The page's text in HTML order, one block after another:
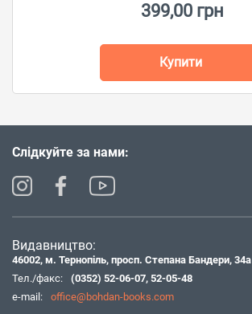
399,00 грн
Купити
Слідкуйте за нами:
Видавництво:
46002, м. Тернопіль, просп. Степана Бандери, 34а
Тел./факс:
(0352) 52-06-07, 52-05-48
e-mail:
office@bohdan-books.com